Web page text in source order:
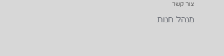
צור קשר
מנהל חנות